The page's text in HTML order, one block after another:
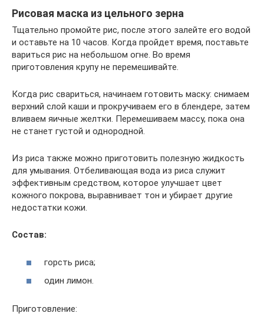
Рисовая маска из цельного зерна
Тщательно промойте рис, после этого залейте его водой
и оставьте на 10 часов. Когда пройдет время, поставьте
вариться рис на небольшом огне. Во время
приготовления крупу не перемешивайте.
Когда рис свариться, начинаем готовить маску: снимаем
верхний слой каши и прокручиваем его в блендере, затем
вливаем яичные желтки. Перемешиваем массу, пока она
не станет густой и однородной.
Из риса также можно приготовить полезную жидкость
для умывания. Отбеливающая вода из риса служит
эффективным средством, которое улучшает цвет
кожного покрова, выравнивает тон и убирает другие
недостатки кожи.
Состав:
горсть риса;
один лимон.
Приготовление: